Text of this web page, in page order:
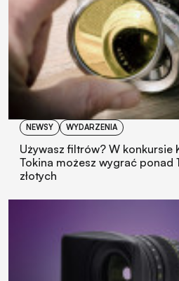
NEWSY WYDARZENIA
Używasz filtrów? W konkursie
Tokina możesz wygrać ponad
złotych